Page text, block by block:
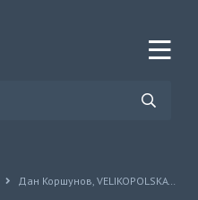
Дан Коршунов, VELIKOPOLSKAYA - Я за то люблю Ивана